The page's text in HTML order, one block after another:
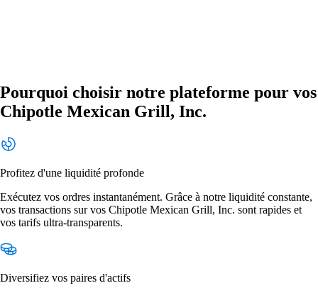
Pourquoi choisir notre plateforme pour vos
Chipotle Mexican Grill, Inc.
Profitez d'une liquidité profonde
Exécutez vos ordres instantanément. Grâce à notre liquidité constante,
vos transactions sur vos Chipotle Mexican Grill, Inc. sont rapides et
vos tarifs ultra-transparents.
Diversifiez vos paires d'actifs